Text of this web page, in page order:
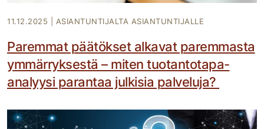
11.12.2025 ASIANTUNTIJALTA ASIANTUNTIJALLE
Paremmat päätökset alkavat paremmasta
ymmärryksestä – miten tuotantotapa-
analyysi parantaa julkisia palveluja?